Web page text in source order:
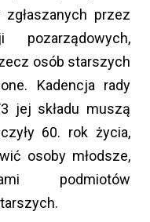
przez
pozarządowych,
osób starszych
Kadencja rady
jej składu muszą
60. rok życia,
osoby młodsze,
podmiotów